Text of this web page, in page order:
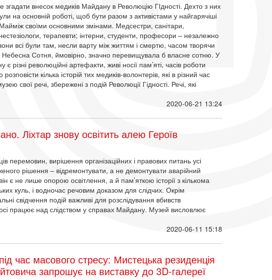
внесок медиків Майдану в Революцію ГІдності. Дехто з них
на основній роботі, щоб бути разом з активістами у найгарячіші
своїми основними змінами. Медсестри, санітари,
терапевти; інтерни, студенти, професори – незалежно
всі були там, несли варту між життям і смертю, часом творячи
Небесна Сотня, ймовірно, значно перевищувала б власне сотню. У
різні революційні артефакти, живі носії пам’яті, часів роботи
кілька історій тих медиків-волонтерів, які в різний час
свої речі, збережені з подій Революції Гідності. Речі, які
2020-06-21 13:24
Ліхтар знову освітить алею Героїв
перемовин, вирішення організаційних і правових питань усі
рішення – відремонтувати, а не демонтувати аварійний
є не лише опорою освітлення, а й пам’яткою історії з кількома
куль, і водночас речовим доказом для слідчих. Окрім
свідчення подій важливі для розслідування вбивств
працює над слідством у справах Майдану. Музей висловлює
2020-06-11 15:18
час масового стресу: Мистецька резиденція
запрошує на виставку до 3D-галереї